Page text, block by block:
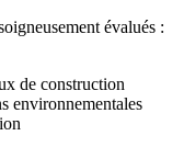
évalués :
de construction
environnementales